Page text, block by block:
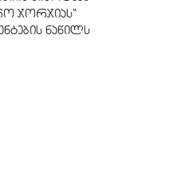
ჯორჯიას“
ნაწილს